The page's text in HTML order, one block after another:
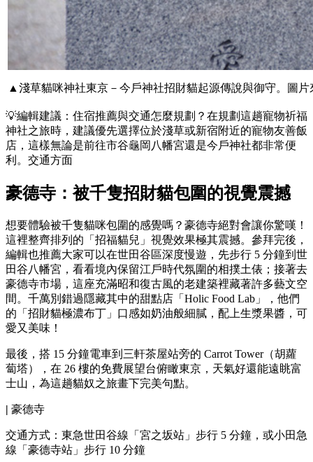
▲淺草貓咪神社東京－今戶神社招財貓起源傳說與御守。圖片
💡編輯建議：住宿推薦與交通怎麼規劃？在規劃這趟寵物祈福
神社之旅時，建議優先選擇位於淺草或新宿附近的寵物友善飯
店，這樣無論是前往市谷龜岡八幡宮還是今戶神社都非常便
利。交通方面
豪德寺：被千隻招財貓包圍的視覺震撼
想要體驗被千隻貓咪包圍的感覺嗎？豪德寺絕對會讓你驚嘆！
這裡整齊排列的「招福貓兒」視覺效果極其震撼。參拜完後，
編輯也推薦大家可以在世田谷區深度慢遊，先步行 5 分鐘到世
田谷八幡宮，看看境內保留江戶時代氛圍的相撲土俵；接著去
豪德寺市場，這座充滿昭和復古風的老建築裡藏著許多藝文空
間。千萬別錯過隱藏其中的甜點店「Holic Food Lab」，他們
的「招財貓極濃布丁」口感如奶油般細膩，配上生漿果醬，可
愛又美味！
最後，搭 15 分鐘電車到三軒茶屋站旁的 Carrot Tower（胡蘿
蔔塔），在 26 樓的免費展望台俯瞰東京，天氣好還能遠眺富
士山，為這趟貓奴之旅畫下完美句點。
| 豪德寺
交通方式：東急世田谷線「宮之坂站」步行 5 分鐘，或小田急
線「豪德寺站」步行 10 分鐘